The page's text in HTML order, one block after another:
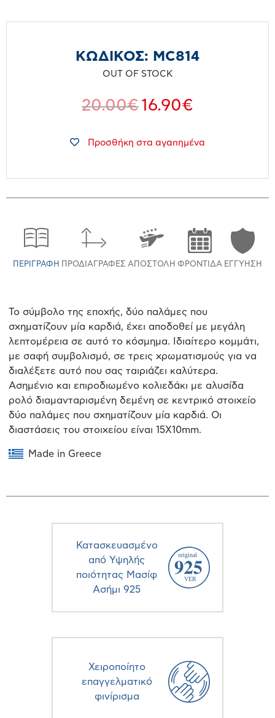
ΚΩΔΙΚΟΣ: MC814
OUT OF STOCK
20.00€16.90€
Προσθήκη στα αγαπημένα
ΠΕΡΙΓΡΑΦΉ ΠΡΟΔΙΑΓΡΑΦΈΣ ΑΠΟΣΤΟΛΉ ΦΡΟΝΤΊΔΑ ΕΓΓΎΗΣΗ
Το σύμβολο της εποχής, δύο παλάμες που
σχηματίζουν μία καρδιά, έχει αποδοθεί με μεγάλη
λεπτομέρεια σε αυτό το κόσμημα. Ιδιαίτερο κομμάτι,
με σαφή συμβολισμό, σε τρεις χρωματισμούς για να
διαλέξετε αυτό που σας ταιριάζει καλύτερα.
Ασημένιο και επιροδιωμένο κολιεδάκι με αλυσίδα
ρολό διαμανταρισμένη δεμένη σε κεντρικό στοιχείο
δύο παλάμες που σχηματίζουν μία καρδιά. Οι
διαστάσεις του στοιχείου είναι 15Χ10mm.
Made in Greece
Κατασκευασμένο
από Υψηλής
ποιότητας Μασίφ
Ασήμι 925
Χειροποίητο
επαγγελματικό
φινίρισμα